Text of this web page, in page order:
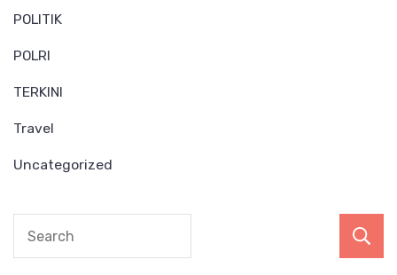
POLITIK
POLRI
TERKINI
Travel
Uncategorized